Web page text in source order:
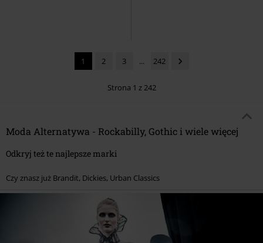
1 2 3 ... 242
Strona 1 z 242
Moda Alternatywa - Rockabilly, Gothic i wiele więcej
Odkryj też te najlepsze marki
Czy znasz już Brandit, Dickies, Urban Classics